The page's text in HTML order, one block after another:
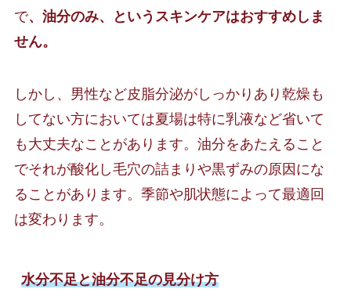
で、油分のみ、というスキンケアはおすすめしま
せん。
しかし、男性など皮脂分泌がしっかりあり乾燥も
してない方においては夏場は特に乳液など省いて
も大丈夫なことがあります。油分をあたえること
でそれが酸化し毛穴の詰まりや黒ずみの原因にな
ることがあります。季節や肌状態によって最適回
は変わります。
水分不足と油分不足の見分け方